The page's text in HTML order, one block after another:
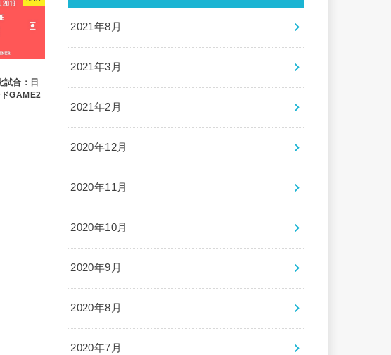
試合：日
GAME2
2021年8月
2021年3月
2021年2月
2020年12月
2020年11月
2020年10月
2020年9月
2020年8月
2020年7月